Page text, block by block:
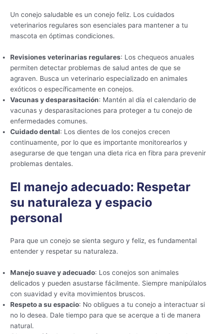
Un conejo saludable es un conejo feliz. Los cuidados
veterinarios regulares son esenciales para mantener a tu
mascota en óptimas condiciones.
Revisiones veterinarias regulares: Los chequeos anuales
permiten detectar problemas de salud antes de que se
agraven. Busca un veterinario especializado en animales
exóticos o específicamente en conejos.
Vacunas y desparasitación: Mantén al día el calendario de
vacunas y desparasitaciones para proteger a tu conejo de
enfermedades comunes.
Cuidado dental: Los dientes de los conejos crecen
continuamente, por lo que es importante monitorearlos y
asegurarse de que tengan una dieta rica en fibra para prevenir
problemas dentales.
El manejo adecuado: Respetar
su naturaleza y espacio
personal
Para que un conejo se sienta seguro y feliz, es fundamental
entender y respetar su naturaleza.
Manejo suave y adecuado: Los conejos son animales
delicados y pueden asustarse fácilmente. Siempre manipúlalos
con suavidad y evita movimientos bruscos.
Respeto a su espacio: No obligues a tu conejo a interactuar si
no lo desea. Dale tiempo para que se acerque a ti de manera
natural.